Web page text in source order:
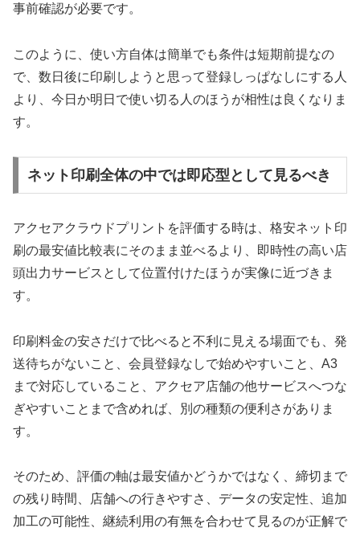
事前確認が必要です。
このように、使い方自体は簡単でも条件は短期前提なの
で、数日後に印刷しようと思って登録しっぱなしにする人
より、今日か明日で使い切る人のほうが相性は良くなりま
す。
ネット印刷全体の中では即応型として見るべき
アクセアクラウドプリントを評価する時は、格安ネット印
刷の最安値比較表にそのまま並べるより、即時性の高い店
頭出力サービスとして位置付けたほうが実像に近づきま
す。
印刷料金の安さだけで比べると不利に見える場面でも、発
送待ちがないこと、会員登録なしで始めやすいこと、A3
まで対応していること、アクセア店舗の他サービスへつな
ぎやすいことまで含めれば、別の種類の便利さがありま
す。
そのため、評価の軸は最安値かどうかではなく、締切まで
の残り時間、店舗への行きやすさ、データの安定性、追加
加工の可能性、継続利用の有無を合わせて見るのが正解で